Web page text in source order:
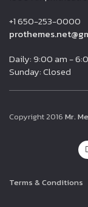
+1 650-253-0000
Daily: 9:00 am -
Sunday: Closed
Copyright 2016 Mr.
Terms & Conditions